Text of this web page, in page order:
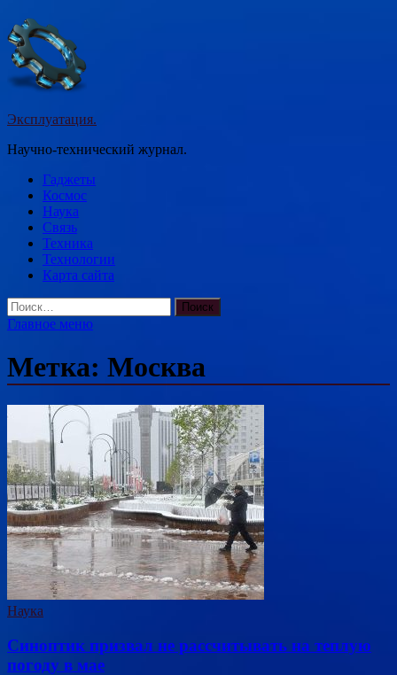
Перейти
к
содержимому
Эксплуатация.
Научно-технический журнал.
Гаджеты
Космос
Наука
Связь
Техника
Технологии
Карта сайта
Найти:
Главное меню
Метка: Москва
Наука
Синоптик призвал не рассчитывать на теплую
погоду в мае